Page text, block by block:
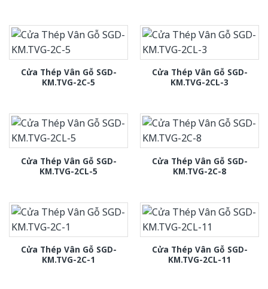
Cửa Thép Vân Gỗ SGD-
KM.TVG-2C-5
Cửa Thép Vân Gỗ SGD-
KM.TVG-2CL-3
Cửa Thép Vân Gỗ SGD-
KM.TVG-2CL-5
Cửa Thép Vân Gỗ SGD-
KM.TVG-2C-8
Cửa Thép Vân Gỗ SGD-
KM.TVG-2C-1
Cửa Thép Vân Gỗ SGD-
KM.TVG-2CL-11